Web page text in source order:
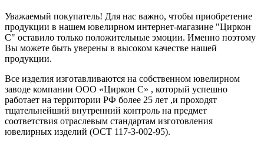
Уважаемый покупатель! Для нас важно, чтобы приобретение
продукции в нашем ювелирном интернет-магазине "Циркон
С" оставило только положительные эмоции. Именно поэтому
Вы можете быть уверены в высоком качестве нашей
продукции.
Все изделия изготавливаются на собственном ювелирном
заводе компании ООО «Циркон С» , который успешно
работает на территории РФ более 25 лет ,и проходят
тщательнейший внутренний контроль на предмет
соответствия отраслевым стандартам изготовления
ювелирных изделий (ОСТ 117-3-002-95).